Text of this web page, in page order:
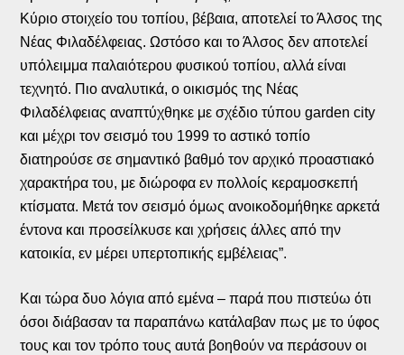
Κύριο στοιχείο του τοπίου, βέβαια, αποτελεί το Άλσος της
Νέας Φιλαδέλφειας. Ωστόσο και το Άλσος δεν αποτελεί
υπόλειμμα παλαιότερου φυσικού τοπίου, αλλά είναι
τεχνητό. Πιο αναλυτικά, ο οικισμός της Νέας
Φιλαδέλφειας αναπτύχθηκε με σχέδιο τύπου garden city
και μέχρι τον σεισμό του 1999 το αστικό τοπίο
διατηρούσε σε σημαντικό βαθμό τον αρχικό προαστιακό
χαρακτήρα του, με διώροφα εν πολλοίς κεραμοσκεπή
κτίσματα. Μετά τον σεισμό όμως ανοικοδομήθηκε αρκετά
έντονα και προσείλκυσε και χρήσεις άλλες από την
κατοικία, εν μέρει υπερτοπικής εμβέλειας”.
Και τώρα δυο λόγια από εμένα – παρά που πιστεύω ότι
όσοι διάβασαν τα παραπάνω κατάλαβαν πως με το ύφος
τους και τον τρόπο τους αυτά βοηθούν να περάσουν οι